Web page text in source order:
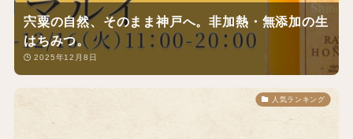
宍粟の自然、そのまま神戸へ。非加熱・無添加の生
はちみつ。
2025年12月8日
人気ランキング